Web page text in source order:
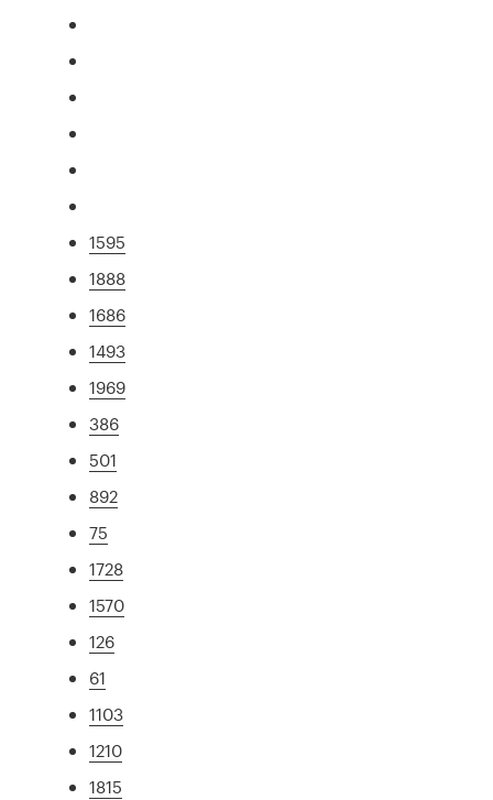
1595
1888
1686
1493
1969
386
501
892
75
1728
1570
126
61
1103
1210
1815